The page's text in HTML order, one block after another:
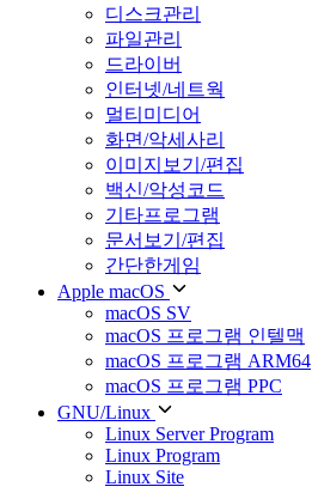
디스크관리
파일관리
드라이버
인터넷/네트웍
멀티미디어
화면/악세사리
이미지보기/편집
백신/악성코드
기타프로그램
문서보기/편집
간단한게임
Apple macOS
macOS SV
macOS 프로그램 인텔맥
macOS 프로그램 ARM64
macOS 프로그램 PPC
GNU/Linux
Linux Server Program
Linux Program
Linux Site